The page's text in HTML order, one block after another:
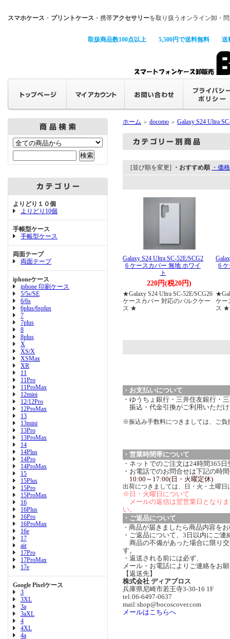
スマホケース ・ プリントケース ・携帯アクセサリーを取り扱うオンライン卸・
取扱商品数100点以上 5,500円で送料無料 送
よりどり１０個
よりどり10個
手帳型ケース
手帳型ケース
両面テープ
両面テープ
iphoneケース
iphone 印刷ケース
5/5s/SE
6/6s
6plus/6splus
7
7plus
8
8plus
X
XS/X
XSMax
XR
11
11Pro
11ProMax
12mini
12/12Pro
12ProMax
13
13mini
13Pro
13ProMax
14
14Plus
14Pro
14ProMax
15
15Plus
15Pro
15ProMax
16
16Plus
16Pro
16ProMax
16e
17
air
17Pro
17ProMax
17e
Google Pixelケース
3
3XL
3a
3aXL
4
4XL
4a
ホーム ＞ docomo ＞ Galaxy S24 Ultra
[並び順を変更] ・おすすめ順 ・価
Galaxy S24 Ultra SC-52E/SCG2
6 ケースカバー 無地 ホワイ
ト
220円(税20円)
★Galaxy S24 Ultra SC-52E/SCG26
ケースカバー 対応のバルクケー
ス ★
6
ケー
ス ★
・お支払いについて
・ゆうちょ銀行・三井住友銀行・
振込・代金引換がご利用いただ
※振込み手数料につきましては、ご負
・営業時間帯について
・ネットでのご注文は24時間365
・お電話でのお問合せは下記の時
10:00～17:00(日・火曜定休)
出荷につきましては、日・火・土曜日
※日・火曜日について
メールの返信は翌営業日となり
い。
・ご返品について
・ 商品が届きましたら商品内容を
・ご返品について、3日以内にご連
商品の不備があった場合に限り
す。
・返送される前には必ず、
メール・お電話によりご連絡をお
【返送先】
株式会社 ディアブロス
兵庫県尼崎市若王寺3-30-16 1F
tel:06-6497-0637
mail:shop@bocoscover.com
メールはこちらへ